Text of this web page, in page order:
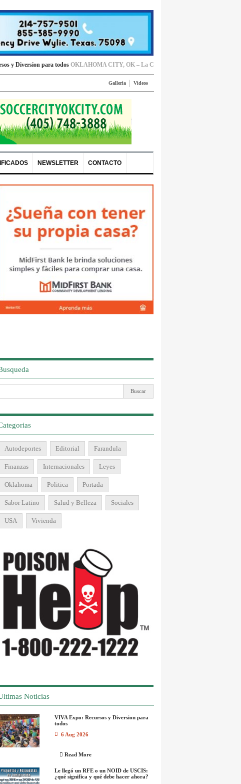
para todosOKLAHOMA CITY, OK – La Cámara de Comercio Hispana de Oklahoma
Galleria Videos
NEWSLETTER CONTACTO
Autodeportes Editorial Farandula
Finanzas Internacionales Leyes
Oklahoma Politica Portada
Sabor Latino Salud y Belleza Sociales
USA Vivienda
Noticias
VIVA Expo: Recursos y Diversion para
todos
6 Aug 2026
Read More
Le llegó un RFE o un NOID de USCIS:
¿qué significa y qué debe hacer ahora?